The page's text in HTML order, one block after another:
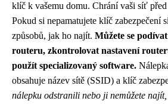
klíč k vašemu domu. Chrání vaši síť
Pokud si nepamatujete klíč zabezpečení
způsobů, jak ho najít. Můžete se
routeru, zkontrolovat nastavení
použít specializovaný software.
obsahuje název sítě (SSID) a klíč
nálepku odstranili nebo ji nemůžete najít,